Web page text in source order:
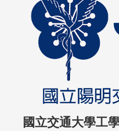
國立交通大學工